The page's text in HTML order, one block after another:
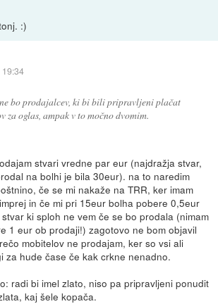
:)
19:34
ne bo prodajalcev, ki bi bili pripravljeni plačat
za oglas, ampak v to močno dvomim.
stvari vredne par eur (najdražja stvar,
na bolhi je bila 30eur). na to naredim
če se mi nakaže na TRR, ker imam
in če mi pri 15eur bolha pobere 0,5eur
ki sploh ne vem če se bo prodala (nimam
1 eur ob prodaji!) zagotovo ne bom objavil
mobitelov ne prodajam, ker so vsi ali
za hude čase če kak crkne nenadno.
radi bi imel zlato, niso pa pripravljeni ponudit
kaj šele kopača.